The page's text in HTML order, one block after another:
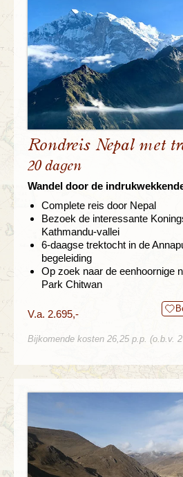
Rondreis Nepal met
20 dagen
Wandel door de
Complete reis door Nepal
Bezoek de interessante
Kathmandu-vallei
6-daagse trektocht in de
begeleiding
Op zoek naar de eenhoornige
Park Chitwan
V.a. 2.695,-
Bijkomende kosten 26,25 p.p. (o.b.v.